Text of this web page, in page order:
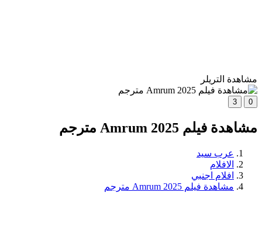
مشاهدة التريلر
0
3
مشاهدة فيلم Amrum 2025 مترجم
عرب سيد
الافلام
افلام اجنبي
مشاهدة فيلم Amrum 2025 مترجم